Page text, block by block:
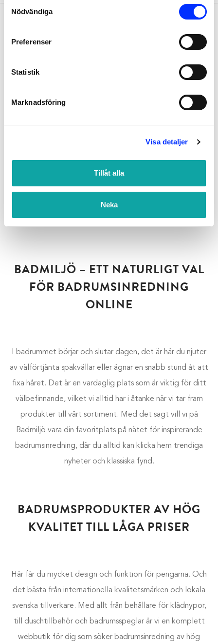
Selection
Nödvändiga
Preferenser
Statistik
Marknadsföring
Visa detaljer
Tillåt alla
Neka
FRÅN KÄNDA TILLVERKARE
Vi finns till för dig som vill använda utrymmet i ditt badrum
till fullo. Vi arbetar idag med kända internationella aktörer
som Artweger, Brabantia, Sealskin m.m. för att kunna ge
våra kunder hållbar design som lyfter badrummet till nästa
nivå. Och vi är ständigt på jakt efter nya leverantörer som
uppfyller våra höga krav. Så att du kan klicka hem
funktionell och vacker badrumsinredning med snabba
BADMILJÖ – ETT NATURLIGT VAL
FÖR BADRUMSINREDNING
ONLINE
I badrummet börjar och slutar dagen, det är här du njuter
av välförtjänta spakvällar eller ägnar en snabb stund åt att
fixa håret. Det är en vardaglig plats som är viktig för ditt
välbefinnande, vilket vi alltid har i åtanke när vi tar fram
produkter till vårt sortiment. Med det sagt vill vi på
Badmiljö vara din favoritplats på nätet för inspirerande
badrumsinredning, där du alltid kan klicka hem trendiga
nyheter och klassiska fynd.
BADRUMSPRODUKTER AV HÖG
KVALITET TILL LÅGA PRISER
Här får du mycket design och funktion för pengarna. Och
det bästa från internationella kvalitetsmärken och lokala
svenska tillverkare. Med allt från behållare för klädnypor,
till duschtillbehör och badrumsspeglar är vi en komplett
webbutik för dig som söker badrumsinredning av hög